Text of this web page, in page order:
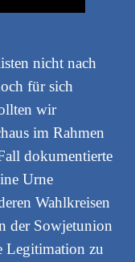
nicht nach
für sich
wir
im Rahmen
dokumentierte
Urne
Wahlkreisen
der Sowjetunion
Legitimation zu